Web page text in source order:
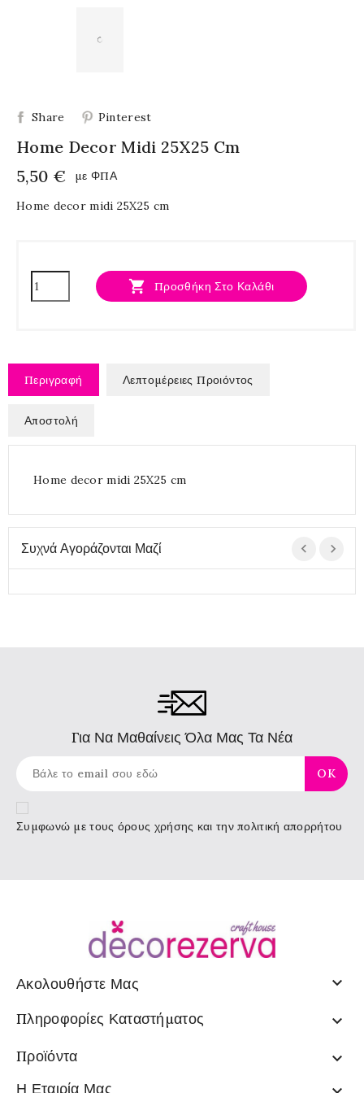
Share Pinterest
Home Decor Midi 25X25 Cm
5,50 €
με ΦΠΑ
Home decor midi 25X25 cm
 Προσθήκη Στο Καλάθι
Περιγραφή Λεπτομέρειες Προιόντος
Αποστολή
Home decor midi 25X25 cm
Συχνά Αγοράζονται Μαζί
Για Να Μαθαίνεις Όλα Μας Τα Νέα
Συμφωνώ με τους όρους χρήσης και την πολιτική απορρήτου
Ακολουθήστε Μας 
Πληροφορίες Καταστήματος 
Προϊόντα 
Η Εταιρία Μας